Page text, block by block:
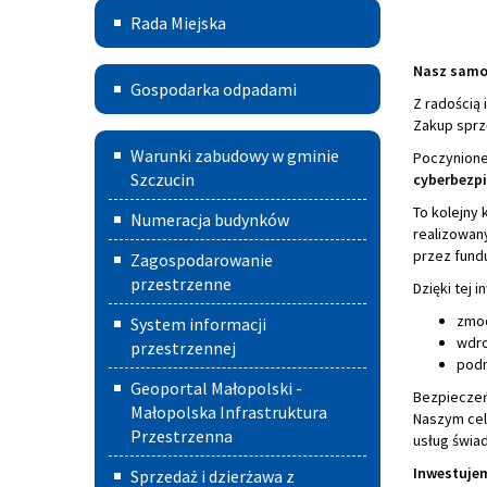
Rada
Miejska
Rada Miejska
Gospodarka
odpadami
Gospodarka odpadami
Warunki
zabudowy
w
Gminie
Szczucin
Warunki zabudowy w gminie
Szczucin
Numeracja budynków
Zagospodarowanie
przestrzenne
System informacji
przestrzennej
Geoportal Małopolski -
Małopolska Infrastruktura
Przestrzenna
Sprzedaż i dzierżawa z
Nasz
Z radością
Zakup
To kolejny
przez
Dzięki tej
Naszym
usług